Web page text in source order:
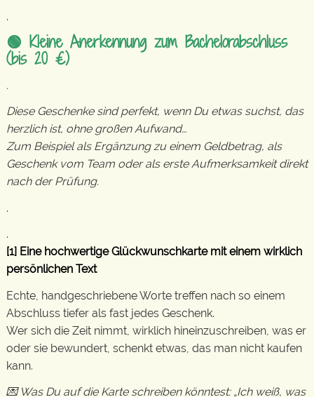
.
🟢 Kleine Anerkennung zum Bachelorabschluss
(bis 20 €)
.
Diese Geschenke sind perfekt, wenn Du etwas suchst, das
herzlich ist, ohne großen Aufwand…
Zum Beispiel als Ergänzung zu einem Geldbetrag, als
Geschenk vom Team oder als erste Aufmerksamkeit direkt
nach der Prüfung.
.
.
[1] Eine hochwertige Glückwunschkarte mit einem wirklich
persönlichen Text
Echte, handgeschriebene Worte treffen nach so einem
Abschluss tiefer als fast jedes Geschenk.
Wer sich die Zeit nimmt, wirklich hineinzuschreiben, was er
oder sie bewundert, schenkt etwas, das man nicht kaufen
kann.
💌 Was Du auf die Karte schreiben könntest: „Ich weiß, was